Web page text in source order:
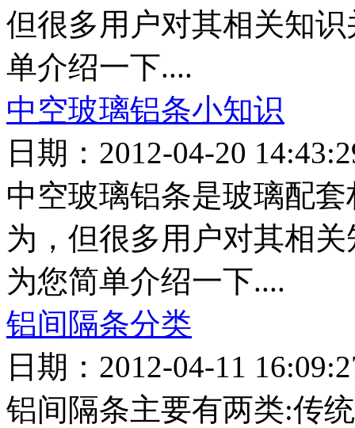
但很多用户对其相关知
单介绍一下....
中空玻璃铝条小知识
日期：2012-04-20
中空玻璃铝条是玻璃配
为，但很多用户对其相
为您简单介绍一下....
铝间隔条分类
日期：2012-04-11
铝间隔条主要有两类:传